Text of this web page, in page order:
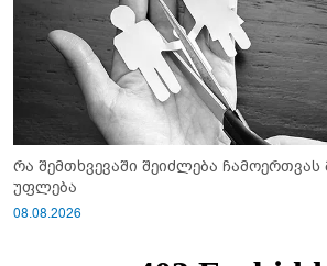
რა შემთხვევაში შეიძლება
უფლება
08.08.2026